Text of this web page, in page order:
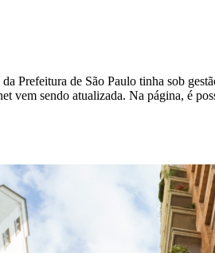
Prefeitura de São Paulo tinha sob
sendo atualizada. Na página, é